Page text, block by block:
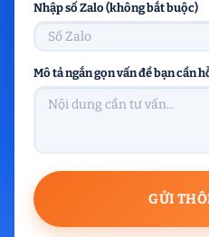
Nhập số Zalo (không bắt buộc)
Mô tả ngắn gọn vấn đề bạn cần